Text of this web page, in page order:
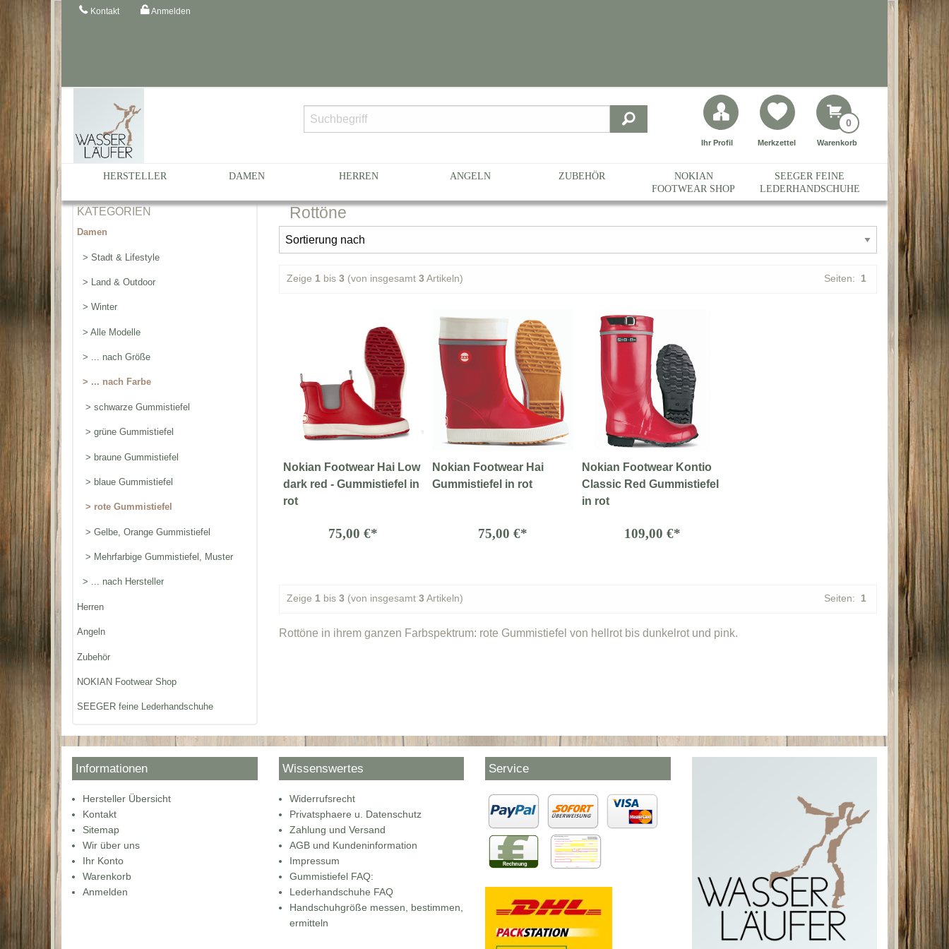
Kontakt Anmelden
Ihr Profil Merkzettel Warenkorb
0
HERSTELLER DAMEN HERREN ANGELN ZUBEHÖR
NOKIAN
FOOTWEAR SHOP
SEEGER FEINE
LEDERHANDSCHUHE
Startseite
KATEGORIEN
Damen
> Stadt & Lifestyle
> Land & Outdoor
> Winter
> Alle Modelle
> ... nach Größe
> ... nach Farbe
> schwarze Gummistiefel
> grüne Gummistiefel
> braune Gummistiefel
> blaue Gummistiefel
> rote Gummistiefel
> Gelbe, Orange Gummistiefel
> Mehrfarbige Gummistiefel, Muster
> ... nach Hersteller
Herren
Angeln
Zubehör
NOKIAN Footwear Shop
SEEGER feine Lederhandschuhe
Rottöne
Zeige 1 bis 3(von insgesamt 3Artikeln) Seiten: 1
Nokian Footwear Hai Low
dark red - Gummistiefel in
rot
75,00 €*
Nokian Footwear Hai
Gummistiefel in rot
75,00 €*
Nokian Footwear Kontio
Classic Red Gummistiefel
in rot
109,00 €*
Zeige 1 bis 3(von insgesamt 3Artikeln) Seiten: 1
Rottöne in ihrem ganzen Farbspektrum: rote Gummistiefel von hellrot bis dunkelrot und pink.
Informationen
Hersteller Übersicht
Kontakt
Sitemap
Wir über uns
Ihr Konto
Warenkorb
Anmelden
Wissenswertes
Widerrufsrecht
Privatsphaere u. Datenschutz
Zahlung und Versand
AGB und Kundeninformation
Impressum
Gummistiefel FAQ:
Lederhandschuhe FAQ
Handschuhgröße messen, bestimmen,
ermitteln
Service